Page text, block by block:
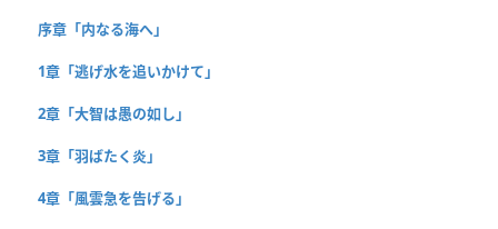
序章「内なる海へ」
1章「逃げ水を追いかけて」
2章「大智は愚の如し」
3章「羽ばたく炎」
4章「風雲急を告げる」